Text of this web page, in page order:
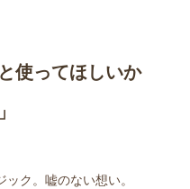
使ってほしいか
ク。嘘のない想い。